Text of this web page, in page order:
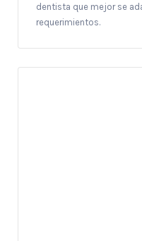
dentista que mejor se
requerimientos.